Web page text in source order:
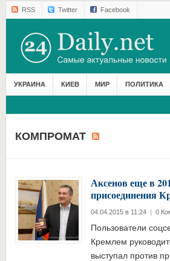
RSS Twitter Facebook
УКРАИНА КИЕВ МИР ПОЛИТИКА
КОМПРОМАТ
Аксенов еще в
04.04.2015 в 11:24 | 0
Пользователи
Кремлем
выступал против